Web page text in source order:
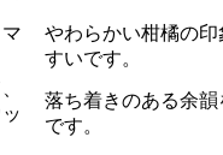
やわらかい柑橘の
すいです。
落ち着きのある余
です。